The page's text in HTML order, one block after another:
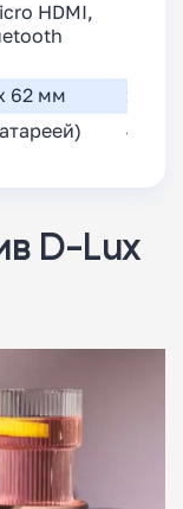
HDMI,
62 мм
118 x
403 г
D-Lux